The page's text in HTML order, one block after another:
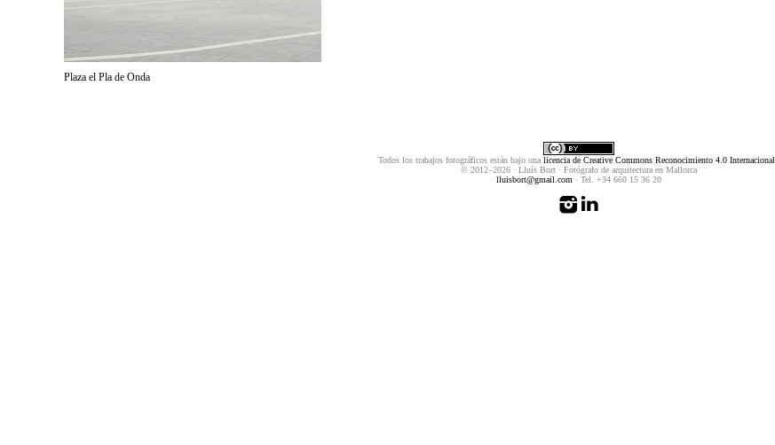
Plaza el Pla de Onda
Todos los trabajos fotográficos están bajo una licencia de Creative Commons Reconocimiento 4.0 Internacional
© 2012–2026 · Lluís Bort · Fotógrafo de arquitectura en Mallorca
lluisbort@gmail.com · Tel. +34 660 15 36 20